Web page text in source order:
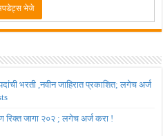
भरती ,नवीन जाहिरात प्रकाशित; लगेच अर्ज
रिक्त जागा २०२ ; लगेच अर्ज करा !